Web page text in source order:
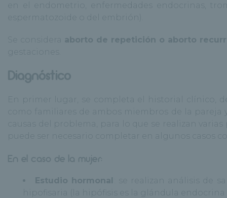
en el endometrio, enfermedades endocrinas,
espermatozoide o del embrión).
Se considera aborto de repetición o aborto
gestaciones.
Diagnóstico
En primer lugar, se completa el historial clínico,
como familiares de ambos miembros de la
causas del problema, para lo que se realizan
puede ser necesario completar en algunos casos
En el caso de la mujer:
Estudio hormonal
: se realizan análisis de
hipofisaria (la hipófisis es la glándula